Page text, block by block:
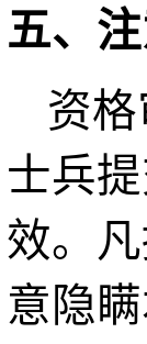
五、
资
士兵
效。
意隐